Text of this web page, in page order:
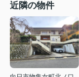
近隣の物件